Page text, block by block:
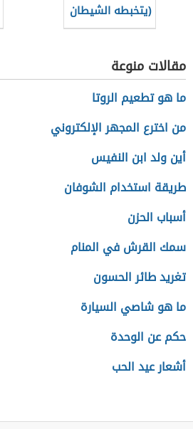
(يتخبطه الشيطان
من المس)
مقالات منوعة
ما هو تطعيم الروتا
من اخترع المجهر الإلكتروني
أين ولد ابن النفيس
طريقة استخدام الشوفان
أسباب الحزن
سمك القرش في المنام
تغريد طائر الحسون
ما هو شاصي السيارة
حكم عن الوحدة
أشعار عيد الحب